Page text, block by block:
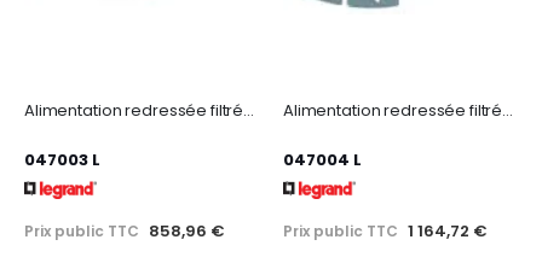
Alimentation redressée filtrée monophasée entrée 230-400V~ /sortie 12V= - 60W 5A
047003 L
Prix public TTC 858,96 €
Alimentation redressée filtrée monophasée entrée 230-400V~ sortie 12V= - 120W
047004 L
Prix public TTC 1 164,72 €